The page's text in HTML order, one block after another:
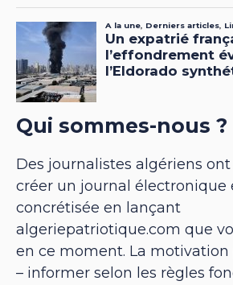
Qui sommes-nous ?
Des journalistes algériens ont
créer un journal électronique
concrétisée en lançant
algeriepatriotique.com que
en ce moment. La motivation
– informer selon les règles